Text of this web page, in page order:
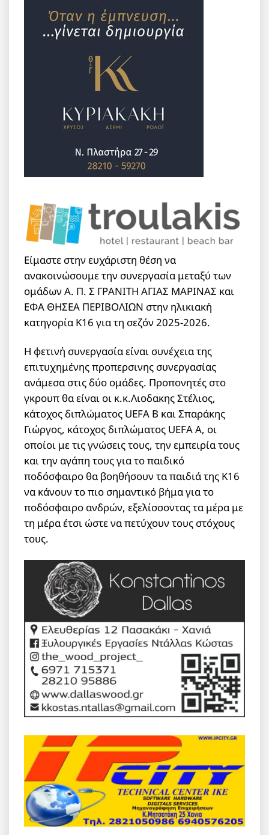
Είμαστε στην ευχάριστη θέση να
ανακοινώσουμε την συνεργασία μεταξύ των
ομάδων Α. Π. Σ ΓΡΑΝΙΤΗ ΑΓΙΑΣ ΜΑΡΙΝΑΣ και
ΕΦΑ ΘΗΣΕΑ ΠΕΡΙΒΟΛΙΩΝ στην ηλικιακή
κατηγορία Κ16 για τη σεζόν 2025-2026.
Η φετινή συνεργασία είναι συνέχεια της
επιτυχημένης προπερσινης συνεργασίας
ανάμεσα στις δύο ομάδες. Προπονητές στο
γκρουπ θα είναι οι κ.κ.Λιοδακης Στέλιος,
κάτοχος διπλώματος UEFA B και Σπαράκης
Γιώργος, κάτοχος διπλώματος UEFA A, οι
οποίοι με τις γνώσεις τους, την εμπειρία τους
και την αγάπη τους για το παιδικό
ποδόσφαιρο θα βοηθήσουν τα παιδιά της Κ16
να κάνουν το πιο σημαντικό βήμα για το
ποδόσφαιρο ανδρών, εξελίσσοντας τα μέρα με
τη μέρα έτσι ώστε να πετύχουν τους στόχους
τους.